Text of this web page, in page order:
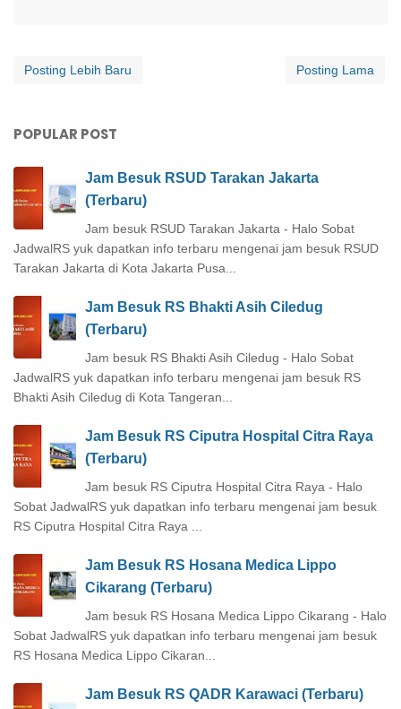
Posting Lebih Baru Posting Lama
POPULAR POST
Jam Besuk RSUD Tarakan Jakarta
(Terbaru)
Jam besuk RSUD Tarakan Jakarta - Halo Sobat
JadwalRS yuk dapatkan info terbaru mengenai jam besuk RSUD
Tarakan Jakarta di Kota Jakarta Pusa...
Jam Besuk RS Bhakti Asih Ciledug
(Terbaru)
Jam besuk RS Bhakti Asih Ciledug - Halo Sobat
JadwalRS yuk dapatkan info terbaru mengenai jam besuk RS
Bhakti Asih Ciledug di Kota Tangeran...
Jam Besuk RS Ciputra Hospital Citra Raya
(Terbaru)
Jam besuk RS Ciputra Hospital Citra Raya - Halo
Sobat JadwalRS yuk dapatkan info terbaru mengenai jam besuk
RS Ciputra Hospital Citra Raya ...
Jam Besuk RS Hosana Medica Lippo
Cikarang (Terbaru)
Jam besuk RS Hosana Medica Lippo Cikarang - Halo
Sobat JadwalRS yuk dapatkan info terbaru mengenai jam besuk
RS Hosana Medica Lippo Cikaran...
Jam Besuk RS QADR Karawaci (Terbaru)